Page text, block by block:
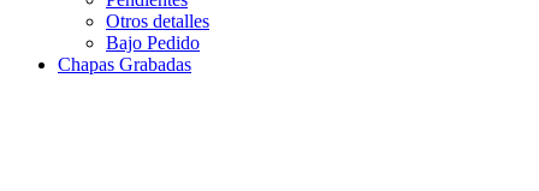
Otros detalles
Bajo Pedido
Chapas Grabadas